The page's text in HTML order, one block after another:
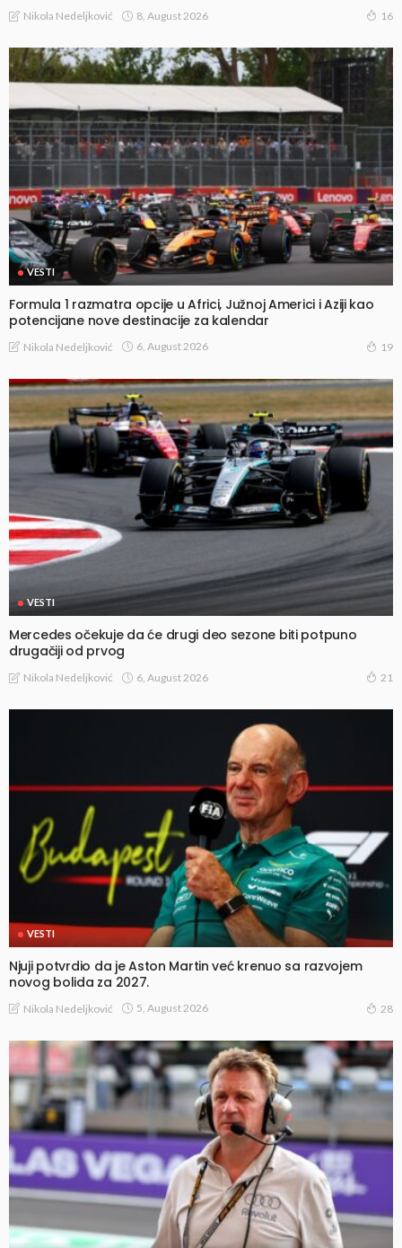
Nikola Nedeljković 8, August 2026 16
VESTI
Formula 1 razmatra opcije u Africi, Južnoj Americi i Aziji kao
potencijane nove destinacije za kalendar
Nikola Nedeljković 6, August 2026 19
VESTI
Mercedes očekuje da će drugi deo sezone biti potpuno
drugačiji od prvog
Nikola Nedeljković 6, August 2026 21
VESTI
Njuji potvrdio da je Aston Martin već krenuo sa razvojem
novog bolida za 2027.
Nikola Nedeljković 5, August 2026 28